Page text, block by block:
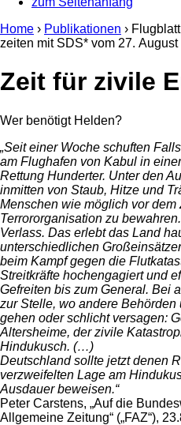
Home › Publikationen ›
zeiten mit SDS* vom 27. August
Zeit für zivile
Wer benötigt Helden?
„Seit einer Woche schuften
am Flughafen von Kabul in
Rettung Hunderter. Unter den
inmitten von Staub, Hitze und
Menschen wie möglich vor
Terrororganisation zu
Verlass. Das erlebt das Land
unterschiedlichen
beim Kampf gegen die
Streitkräfte hochengagiert und
Gefreiten bis zum General. Bei
zur Stelle, wo andere
gehen oder schlicht versagen:
Altersheime, der zivile
Hindukusch. (…)
Deutschland sollte jetzt denen
verzweifelten Lage am
Ausdauer beweisen.“
Peter Carstens, „Auf die
Allgemeine Zeitung“ („FAZ“),